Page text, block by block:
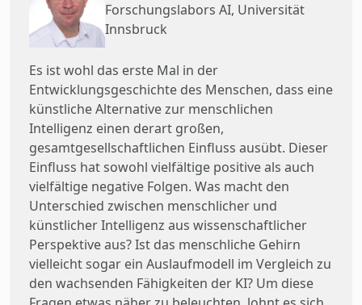
Forschungslabors AI, Universität
Innsbruck
Es ist wohl das erste Mal in der
Entwicklungsgeschichte des Menschen, dass eine
künstliche Alternative zur menschlichen
Intelligenz einen derart großen,
gesamtgesellschaftlichen Einfluss ausübt. Dieser
Einfluss hat sowohl vielfältige positive als auch
vielfältige negative Folgen. Was macht den
Unterschied zwischen menschlicher und
künstlicher Intelligenz aus wissenschaftlicher
Perspektive aus? Ist das menschliche Gehirn
vielleicht sogar ein Auslaufmodell im Vergleich zu
den wachsenden Fähigkeiten der KI? Um diese